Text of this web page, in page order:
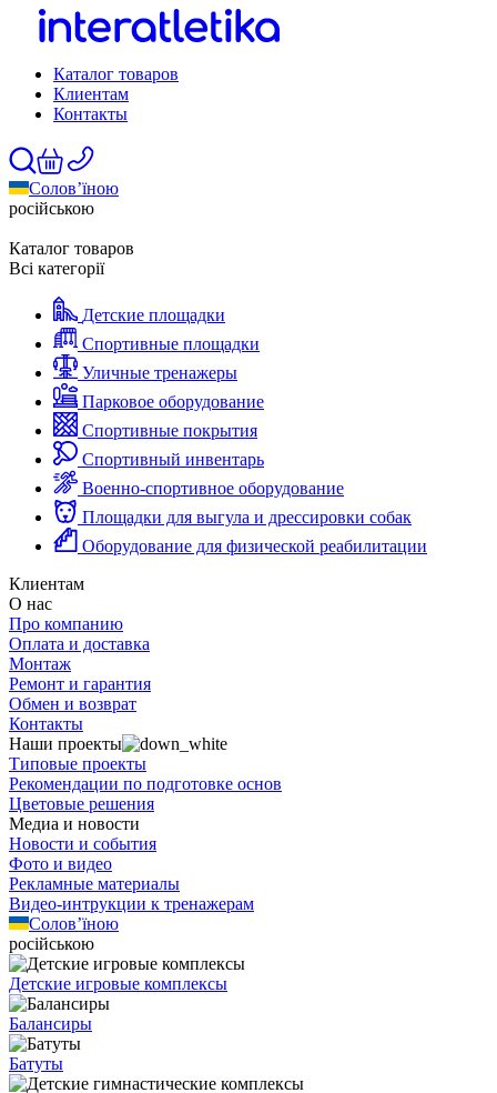
Каталог товаров
Клиентам
Контакты
Солов’їною
російською
Каталог товаров
Всі категорії
Детские площадки
Спортивные площадки
Уличные тренажеры
Парковое оборудование
Спортивные покрытия
Спортивный инвентарь
Военно-спортивное оборудование
Площадки для выгула и дрессировки собак
Оборудование для физической реабилитации
Клиентам
О нас
Про компанию
Оплата и доставка
Монтаж
Ремонт и гарантия
Обмен и возврат
Контакты
Наши проекты
Типовые проекты
Рекомендации по подготовке основ
Цветовые решения
Медиа и новости
Новости и события
Фото и видео
Рекламные материалы
Видео-интрукции к тренажерам
Солов’їною
російською
Детские игровые комплексы
Балансиры
Батуты